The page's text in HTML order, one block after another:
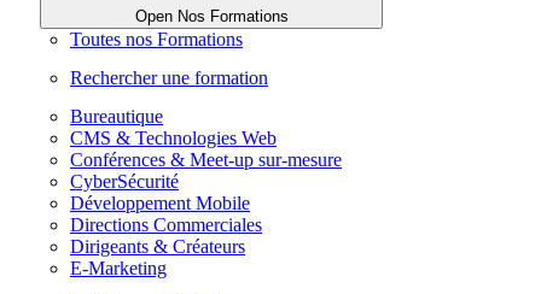
Open Nos Formations
Toutes nos Formations
Rechercher une formation
Bureautique
CMS & Technologies Web
Conférences & Meet-up sur-mesure
CyberSécurité
Développement Mobile
Directions Commerciales
Dirigeants & Créateurs
E-Marketing